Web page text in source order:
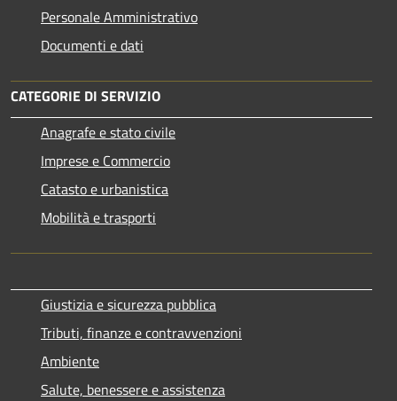
Personale Amministrativo
Documenti e dati
CATEGORIE DI SERVIZIO
Anagrafe e stato civile
Imprese e Commercio
Catasto e urbanistica
Mobilità e trasporti
Giustizia e sicurezza pubblica
Tributi, finanze e contravvenzioni
Ambiente
Salute, benessere e assistenza